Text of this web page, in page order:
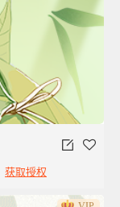
获取授权